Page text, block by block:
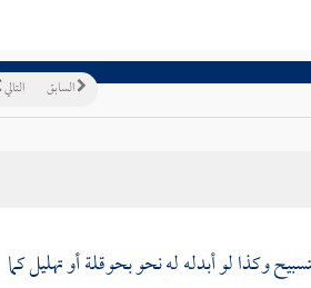
التالي السابق
وكذا لو أبدله له نحو بحوقلة أو تهليل كما